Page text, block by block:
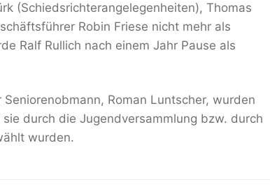
(Schiedsrichterangelegenheiten), Thomas
Robin Friese nicht mehr als
Ralf Rullich nach einem Jahr Pause als
Roman Luntscher, wurden
durch die Jugendversammlung bzw. durch
wurden.